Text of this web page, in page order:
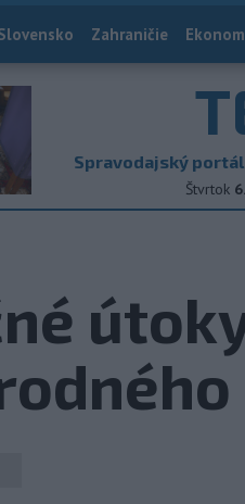
Zahraničie
Spravodajský
Štvrtok